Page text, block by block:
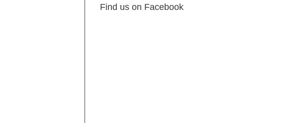
Find us on Facebook